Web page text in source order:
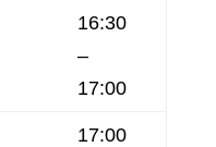
16:30
–
17:00
17:00